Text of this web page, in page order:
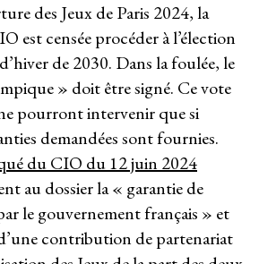
des Jeux de Paris 2024, la
est censée procéder à l’élection
de 2030. Dans la foulée, le
» doit être signé. Ce vote
pourront intervenir que si
demandées sont fournies.
du CIO du 12 juin 2024
au dossier la « garantie de
le gouvernement français » et
contribution de partenariat